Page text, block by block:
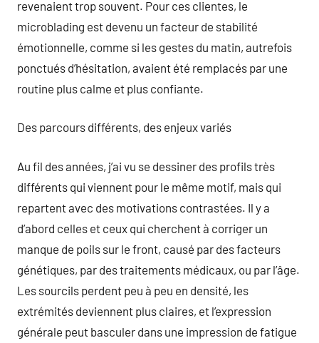
revenaient trop souvent. Pour ces clientes, le
microblading est devenu un facteur de stabilité
émotionnelle, comme si les gestes du matin, autrefois
ponctués d’hésitation, avaient été remplacés par une
routine plus calme et plus confiante.
Des parcours différents, des enjeux variés
Au fil des années, j’ai vu se dessiner des profils très
différents qui viennent pour le même motif, mais qui
repartent avec des motivations contrastées. Il y a
d’abord celles et ceux qui cherchent à corriger un
manque de poils sur le front, causé par des facteurs
génétiques, par des traitements médicaux, ou par l’âge.
Les sourcils perdent peu à peu en densité, les
extrémités deviennent plus claires, et l’expression
générale peut basculer dans une impression de fatigue